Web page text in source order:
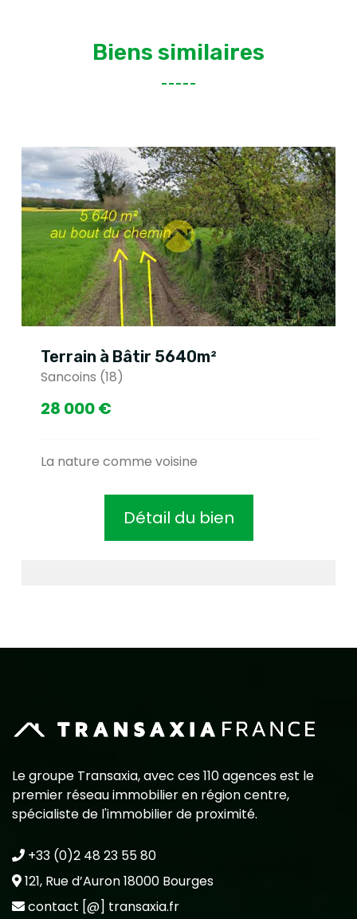
Biens similaires
Terrain à Bâtir 5640m²
Sancoins (18)
28 000 €
La nature comme voisine
Détail du bien
Le groupe Transaxia, avec ces 110 agences est le
premier réseau immobilier en région centre,
spécialiste de l'immobilier de proximité.
+33 (0)2 48 23 55 80
121, Rue d’Auron 18000 Bourges
contact [@] transaxia.fr